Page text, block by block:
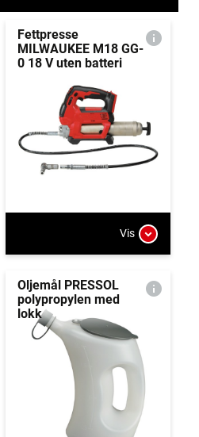
Fettpresse
MILWAUKEE M18 GG-
0 18 V uten batteri
Vis
Oljemål PRESSOL
polypropylen med
lokk